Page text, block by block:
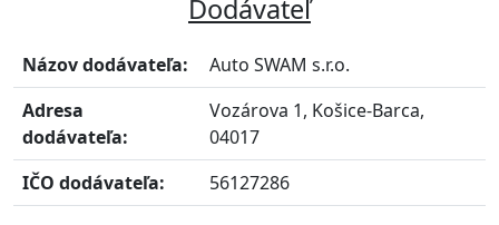
Dodávateľ
Názov dodávateľa:
Auto SWAM s.r.o.
Adresa
dodávateľa:
Vozárova 1, Košice-Barca,
04017
IČO dodávateľa:
56127286